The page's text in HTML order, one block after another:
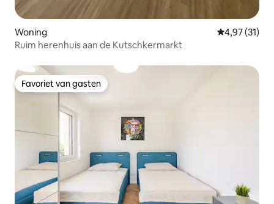
Woning Gemiddelde
4,97 (31)
Ruim herenhuis aan de Kutschkermarkt
Favoriet van gasten
Favoriet van gasten